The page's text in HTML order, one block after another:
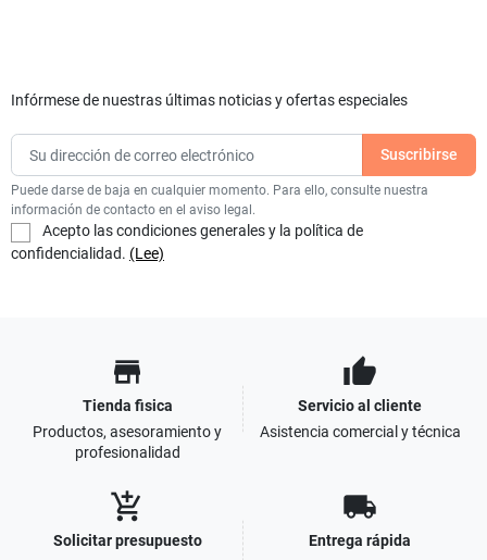
Infórmese de nuestras últimas noticias y ofertas especiales
Puede darse de baja en cualquier momento. Para ello, consulte nuestra
información de contacto en el aviso legal.
Acepto las condiciones generales y la política de
confidencialidad. (Lee)
store
Tienda fisica
Productos, asesoramiento y
profesionalidad
thumb_up
Servicio al cliente
Asistencia comercial y técnica
add_shopping_cart
Solicitar presupuesto
local_shipping
Entrega rápida